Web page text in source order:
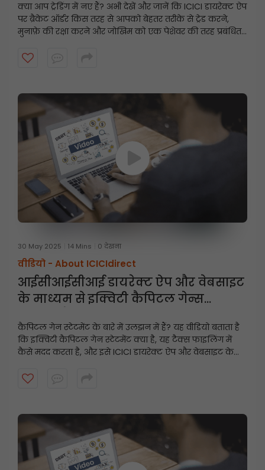
क्या आप ट्रेडिंग में नए हैं? अभी देखें और जानें कि ICICI डायरेक्ट ऐप
पर ब्रैकेट ऑर्डर किस तरह से आपको बेहतर तरीके से ट्रेड करने,
मुनाफ़े की रक्षा करने और जोखिम को एक पेशेवर की तरह प्रबंधित
30 May 2025 14 Mins 0 देखना
वीडियो - About ICICIdirect
आईसीआईसीआई डायरेक्ट ऐप और वेबसाइट
के माध्यम से इक्विटी कैपिटल गेन्स
कैपिटल गेन स्टेटमेंट के बारे में उलझन में हैं? यह वीडियो बताता है
कि इक्विटी कैपिटल गेन स्टेटमेंट क्या है, यह टैक्स फाइलिंग में
कैसे मदद करता है, और इसे ICICI डायरेक्ट ऐप और वेबसाइट के
गाइड के साथ टैक्स के लिए तैयार रहें और अपने निवेश पर नज़र